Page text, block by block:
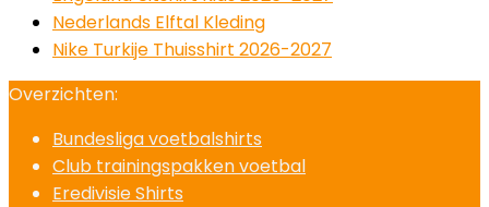
Nederlands Elftal Kleding
Nike Turkije Thuisshirt 2026-2027
Overzichten:
Bundesliga voetbalshirts
Club trainingspakken voetbal
Eredivisie Shirts